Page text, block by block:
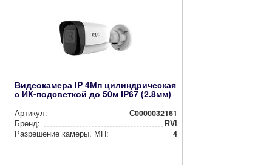
Видеокамера IP 4Мп цилиндрическая
с ИК-подсветкой до 50м IP67 (2.8мм)
Артикул:
С0000032161
Бренд:
RVI
Разрешение камеры, МП:
4